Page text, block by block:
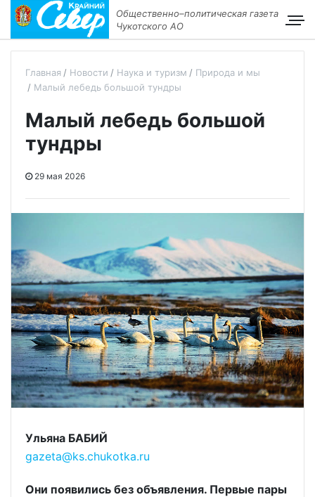
Общественно–политическая газета
Чукотского АО
Главная Новости Наука и туризм
Природа и мы
Малый лебедь большой тундры
Малый лебедь большой
тундры
29 мая 2026
Ульяна БАБИЙ
gazeta@ks.chukotka.ru
Они появились без объявления. Первые пары